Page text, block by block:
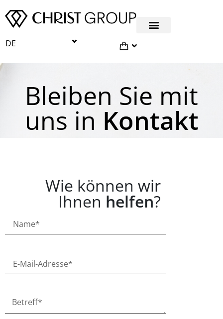
DE
Bleiben Sie mit
uns in Kontakt
Wie können wir
Ihnen helfen?